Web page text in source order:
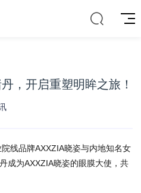
，开启重塑明眸之旅！
线品牌AXXZIA晓姿与内地知名女
成为AXXZIA晓姿的眼膜大使，共